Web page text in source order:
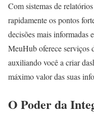
Com sistemas de
rapidamente os pontos
decisões mais informadas
MeuHub oferece serviços
auxiliando você a criar
máximo valor das suas
O Poder da